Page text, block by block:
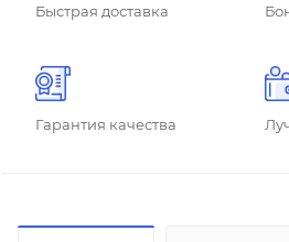
Быстрая доставка
Гарантия качества